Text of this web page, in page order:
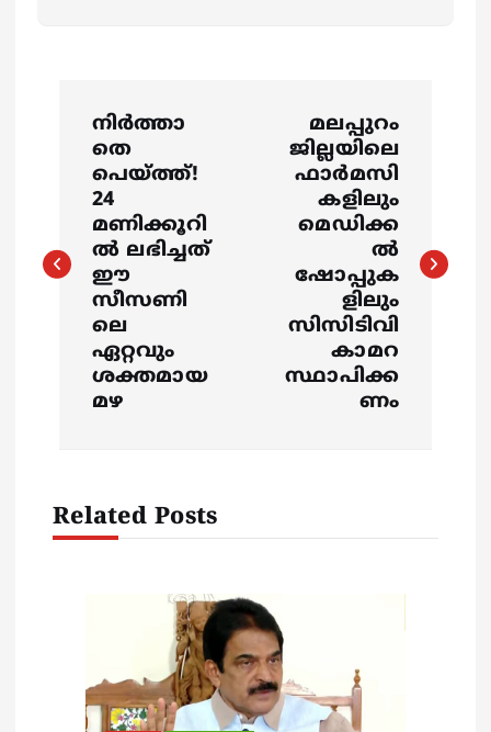
t
g
നിര്‍ത്താ
തെ
പെയ്ത്ത്!
24
മണിക്കൂറി
ൽ ലഭിച്ചത്
ഈ
സീസണി
ലെ
ഏറ്റവും
ശക്തമായ
മഴ
മലപ്പുറം
ജില്ലയിലെ
ഫാര്‍മസി
കളിലും
മെഡിക്ക
ൽ
ഷോപ്പുക
ളിലും
സിസിടിവി
കാമറ
സ്ഥാപിക്ക
ണം
Related Posts